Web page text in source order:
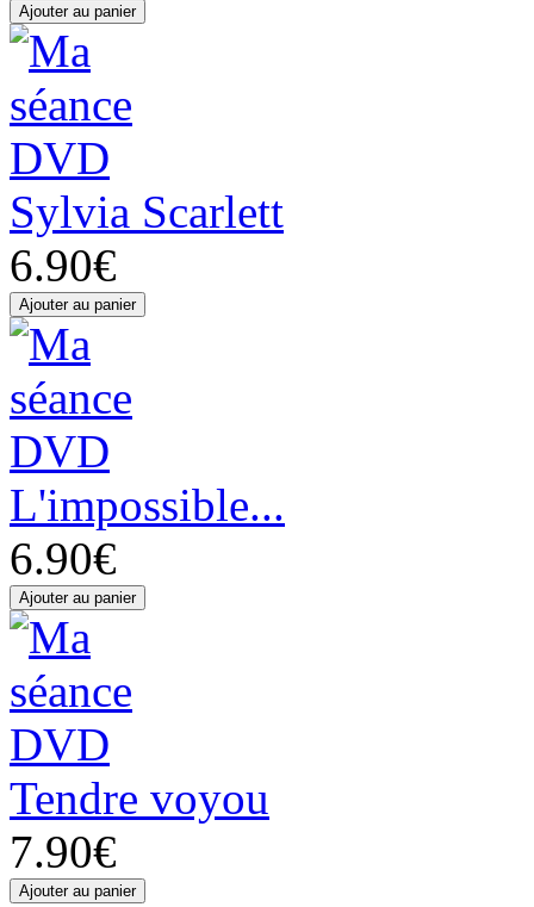
Sylvia Scarlett
6.90€
L'impossible...
6.90€
Tendre voyou
7.90€